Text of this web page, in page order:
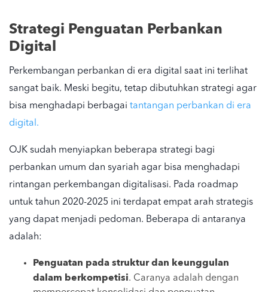
Strategi Penguatan Perbankan
Digital
Perkembangan perbankan di era digital saat ini terlihat
sangat baik. Meski begitu, tetap dibutuhkan strategi agar
bisa menghadapi berbagai tantangan perbankan di era
digital.
OJK sudah menyiapkan beberapa strategi bagi
perbankan umum dan syariah agar bisa menghadapi
rintangan perkembangan digitalisasi. Pada roadmap
untuk tahun 2020-2025 ini terdapat empat arah strategis
yang dapat menjadi pedoman. Beberapa di antaranya
adalah:
Penguatan pada struktur dan keunggulan
dalam berkompetisi. Caranya adalah dengan